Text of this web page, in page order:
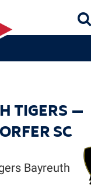

TIGERS —
SC
Bayreuth